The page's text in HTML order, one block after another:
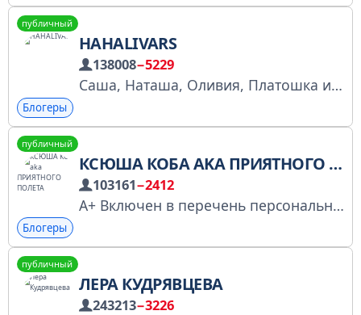
публичный
HAHALIVARS
138008−5229
Саша, Наташа, Оливия, Платошка и крошка Стешка ❤️ Семейное шоу о жизни, отношениях и немного безумия🤪 TikTok — tiktok.com/@hahalivars VK — vk.com/hahalivars YouTube — youtube.com/@hahalivars По сотрудничеству: +7 915 278-77-55 (Гео) РКН №045555
Блогеры
публичный
КСЮША КОБА AKA ПРИЯТНОГО ПОЛЕТА
103161−2412
A+ Включен в перечень персональных страниц: https://www.gosuslugi.ru/snet/675fc1b2d90b86186553a323 Сотрудничество - koba@avtormedia.ru Приватный тг канал - https://t.me/tribute/app?startapp=s5g8 Твич - https://twitch.tv/priyatnogopoleta
Блогеры
публичный
ЛЕРА КУДРЯВЦЕВА
243213−3226